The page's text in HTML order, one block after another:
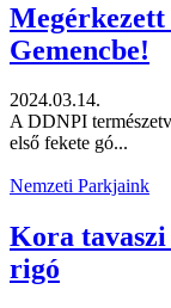
Megérkezett
Gemencbe!
2024.03.14.
A DDNPI
első fekete gó...
Nemzeti Parkjaink
Kora tavaszi
rigó